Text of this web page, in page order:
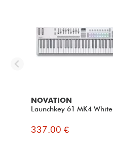
NOVATION
Launchkey 61 MK4 White
337.00 €